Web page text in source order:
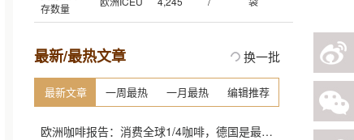
存数量
最新/最热文章 换一批
最新文章 一周最热 一月最热 编辑推荐
欧洲咖啡报告：消费全球1/4咖啡，德国是最大进口国，意大利在烘焙咖啡生产中领先